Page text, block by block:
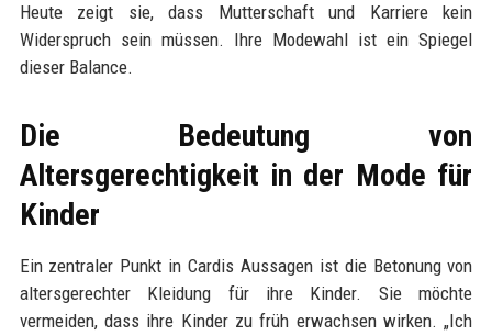
Heute zeigt sie, dass Mutterschaft und Karriere kein
Widerspruch sein müssen. Ihre Modewahl ist ein Spiegel
dieser Balance.
Die Bedeutung von
Altersgerechtigkeit in der Mode für
Kinder
Ein zentraler Punkt in Cardis Aussagen ist die Betonung von
altersgerechter Kleidung für ihre Kinder. Sie möchte
vermeiden, dass ihre Kinder zu früh erwachsen wirken. „Ich